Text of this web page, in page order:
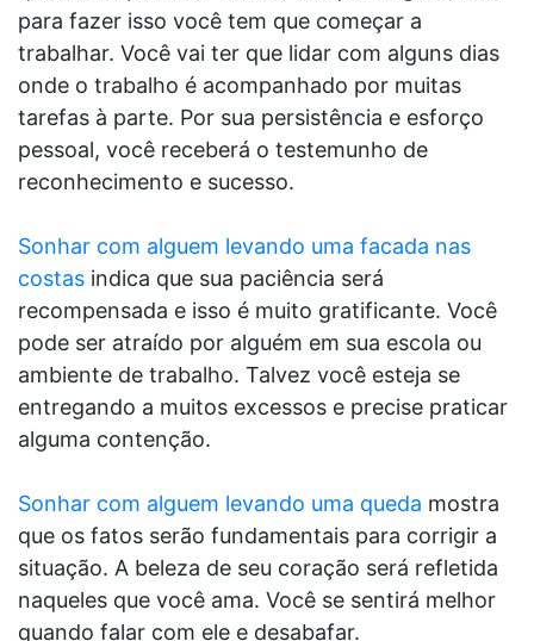
para fazer isso você tem que começar a
trabalhar. Você vai ter que lidar com alguns dias
onde o trabalho é acompanhado por muitas
tarefas à parte. Por sua persistência e esforço
pessoal, você receberá o testemunho de
reconhecimento e sucesso.
Sonhar com alguem levando uma facada nas
costas indica que sua paciência será
recompensada e isso é muito gratificante. Você
pode ser atraído por alguém em sua escola ou
ambiente de trabalho. Talvez você esteja se
entregando a muitos excessos e precise praticar
alguma contenção.
Sonhar com alguem levando uma queda mostra
que os fatos serão fundamentais para corrigir a
situação. A beleza de seu coração será refletida
naqueles que você ama. Você se sentirá melhor
quando falar com ele e desabafar.